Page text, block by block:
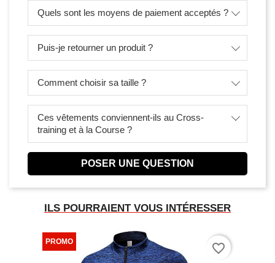
Quels sont les moyens de paiement acceptés ?
Puis-je retourner un produit ?
Comment choisir sa taille ?
Ces vêtements conviennent-ils au Cross-
training et à la Course ?
POSER UNE QUESTION
ILS POURRAIENT VOUS INTÉRESSER
favorite_border